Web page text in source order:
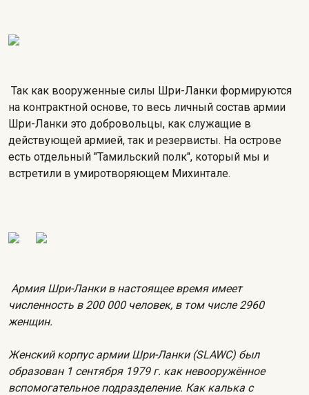
Так как вооруженные силы Шри-Ланки формируются
на контрактной основе, то весь личный состав армии
Шри-Ланки это добровольцы, как служащие в
действующей армией, так и резервисты. На острове
есть отдельный "Тамильский полк", который мы и
встретили в умиротворяющем Михинтале.
Армия Шри-Ланки в настоящее время имеет
численность в 200 000 человек, в том числе 2960
женщин.
Женский корпус армии Шри-Ланки (SLAWC) был
образован 1 сентября 1979 г. как невооружённое
вспомогательное подразделение. Как калька с